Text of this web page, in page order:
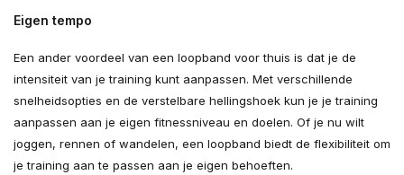
Eigen tempo
Een ander voordeel van een loopband voor thuis is dat je de
intensiteit van je training kunt aanpassen. Met verschillende
snelheidsopties en de verstelbare hellingshoek kun je je training
aanpassen aan je eigen fitnessniveau en doelen. Of je nu wilt
joggen, rennen of wandelen, een loopband biedt de flexibiliteit om
je training aan te passen aan je eigen behoeften.